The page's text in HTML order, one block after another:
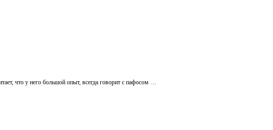
что у него большой опыт, всегда говорит с пафосом …